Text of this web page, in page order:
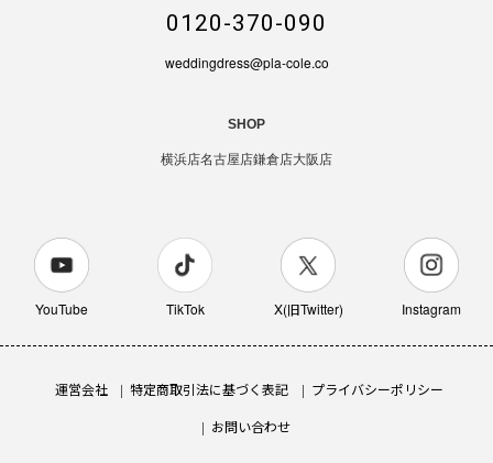
0120-370-090
weddingdress@pla-cole.co
SHOP
横浜店名古屋店鎌倉店大阪店
YouTube TikTok X(旧Twitter) Instagram
運営会社 特定商取引法に基づく表記
プライバシーポリシー
お問い合わせ